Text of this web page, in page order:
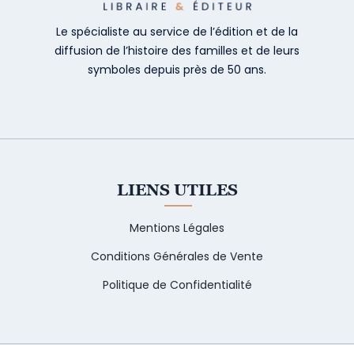
Le spécialiste au service de l’édition et de la
diffusion de l’histoire des familles et de leurs
symboles depuis près de 50 ans.
LIENS UTILES
Mentions Légales
Conditions Générales de Vente
Politique de Confidentialité